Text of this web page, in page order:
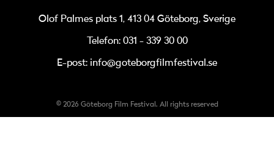
Olof Palmes plats 1, 413 04 Göteborg, Sverige
Telefon: 031 - 339 30 00
E-post: info@goteborgfilmfestival.se
© 2026 Göteborg Film Festival. All rights reserved